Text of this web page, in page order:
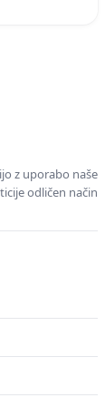
z uporabo naše
odličen način